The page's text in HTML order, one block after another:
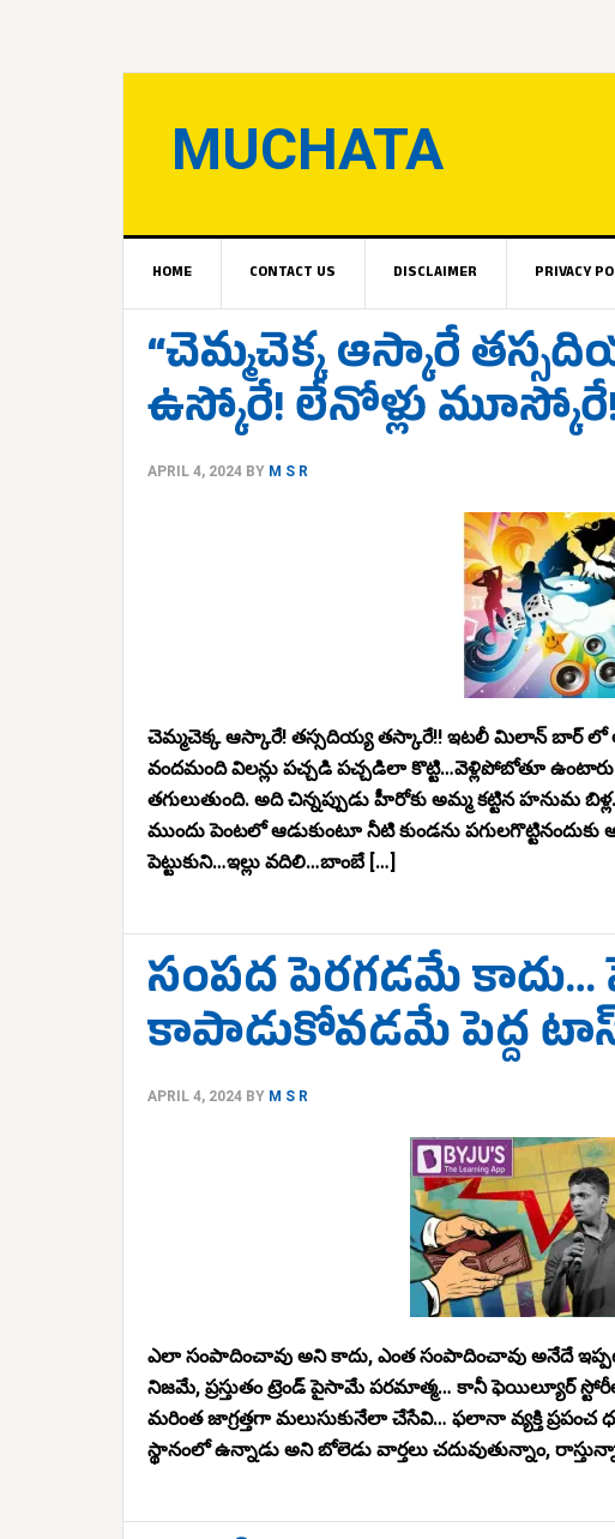
MUCHATA
HOME CONTACT US DISCLAIMER PRIVACY
“చెమ్మచెక్క ఆస్కారే
ఉస్కోరే! లేనోళ్లు
APRIL 4, 2024 BY M S R
చెమ్మచెక్క ఆస్కారే! తస్సదియ్య తస్కారే!! ఇటలీ మిలాన్ బార్ లో
వందమంది విలన్లు పచ్చడి పచ్చడిలా కొట్టి…వెళ్లిపోబోతూ
తగులుతుంది. అది చిన్నప్పుడు హీరోకు అమ్మ కట్టిన హనుమ
ముందు పెంటలో ఆడుకుంటూ నీటి కుండను
పెట్టుకుని…ఇల్లు వదిలి…బాంబే […]
సంపద పెరగడమే కాదు…
కాపాడుకోవడమే పెద్ద
APRIL 4, 2024 BY M S R
ఎలా సంపాదించావు అని కాదు, ఎంత సంపాదించావు అనేదే ఇప్పటి
నిజమే, ప్రస్తుతం ట్రెండ్ పైసామే పరమాత్మ… కానీ ఫెయిల్యూర్
మరింత జాగ్రత్తగా మలుసుకునేలా చేసేవి… ఫలానా వ్యక్తి
స్థానంలో ఉన్నాడు అని బోలెడు వార్తలు చదువుతున్నాం,